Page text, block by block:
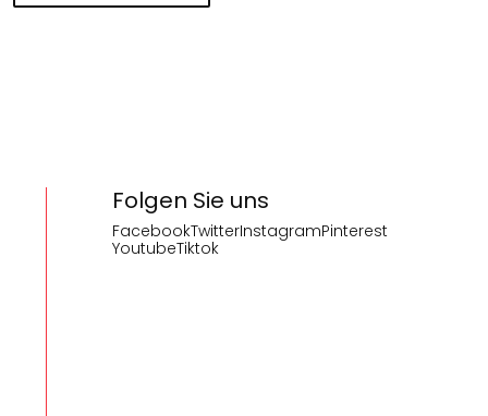
Folgen Sie uns
FacebookTwitterInstagramPinterest
YoutubeTiktok